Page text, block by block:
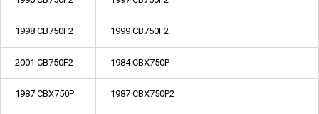
1998 CB750F2 1999 CB750F2
2001 CB750F2 1984 CBX750P
1987 CBX750P 1987 CBX750P2